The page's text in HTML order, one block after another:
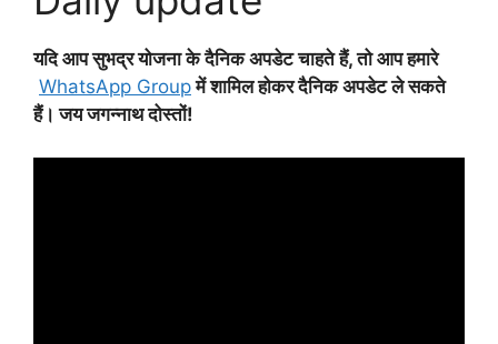
यदि आप सुभद्र योजना के दैनिक अपडेट चाहते हैं, तो आप हमारे
WhatsApp Groupमें शामिल होकर दैनिक अपडेट ले सकते
हैं। जय जगन्नाथ दोस्तों!